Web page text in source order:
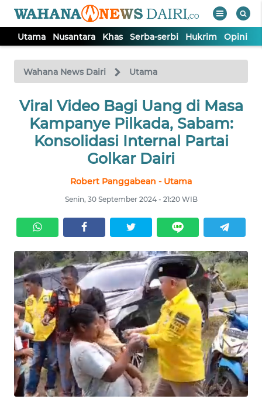
Utama Nusantara Khas Serba-serbi Hukrim Opini
Wahana News Dairi Utama
Viral Video Bagi Uang di Masa
Kampanye Pilkada, Sabam:
Konsolidasi Internal Partai
Golkar Dairi
Robert Panggabean - Utama
Senin, 30 September 2024 - 21:20 WIB
TV
Tutup
UTAMA
NUSANTARA
SERBI
HUKRIM
OPINI
Informasi
INDEKS
BERITA
KONTAK
KAMI